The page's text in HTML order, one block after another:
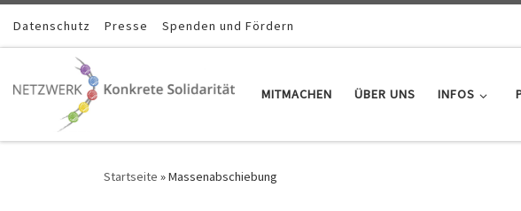
Zum Inhalt springen
Datenschutz Presse Spenden und Fördern
MITMACHEN ÜBER UNS INFOS
Startseite »Massenabschiebung